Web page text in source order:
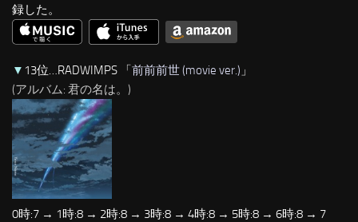
録した。
▼ 13位…RADWIMPS 「前前前世 (movie ver.) 」
(アルバム: 君の名は。)
0時:7 → 1時:8 → 2時:8 → 3時:8 → 4時:8 → 5時:8 → 6時:8 → 7